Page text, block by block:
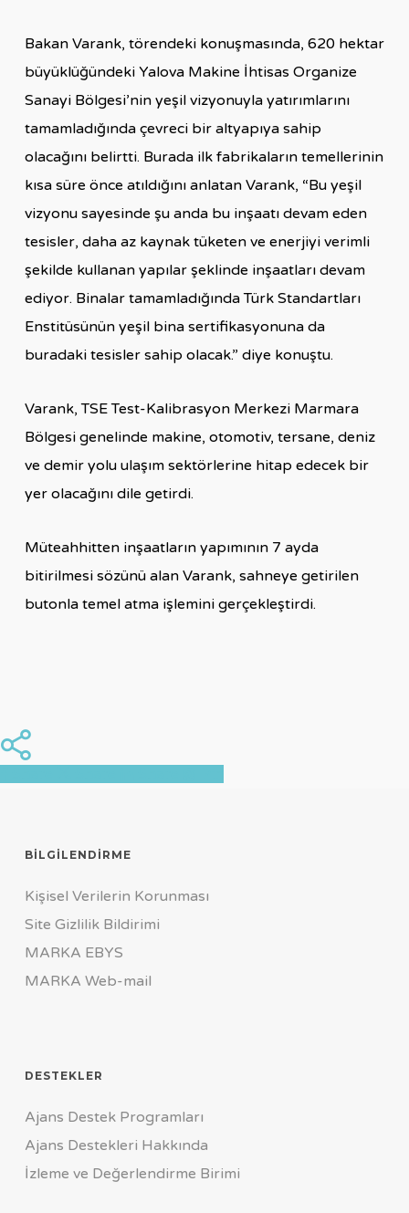
Bakan Varank, törendeki konuşmasında, 620 hektar
büyüklüğündeki Yalova Makine İhtisas Organize
Sanayi Bölgesi’nin yeşil vizyonuyla yatırımlarını
tamamladığında çevreci bir altyapıya sahip
olacağını belirtti. Burada ilk fabrikaların temellerinin
kısa süre önce atıldığını anlatan Varank, “Bu yeşil
vizyonu sayesinde şu anda bu inşaatı devam eden
tesisler, daha az kaynak tüketen ve enerjiyi verimli
şekilde kullanan yapılar şeklinde inşaatları devam
ediyor. Binalar tamamladığında Türk Standartları
Enstitüsünün yeşil bina sertifikasyonuna da
buradaki tesisler sahip olacak.” diye konuştu.
Varank, TSE Test-Kalibrasyon Merkezi Marmara
Bölgesi genelinde makine, otomotiv, tersane, deniz
ve demir yolu ulaşım sektörlerine hitap edecek bir
yer olacağını dile getirdi.
Müteahhitten inşaatların yapımının 7 ayda
bitirilmesi sözünü alan Varank, sahneye getirilen
butonla temel atma işlemini gerçekleştirdi.
Share
BILGILENDIRME
Kişisel Verilerin Korunması
Site Gizlilik Bildirimi
MARKA EBYS
MARKA Web-mail
DESTEKLER
Ajans Destek Programları
Ajans Destekleri Hakkında
İzleme ve Değerlendirme Birimi